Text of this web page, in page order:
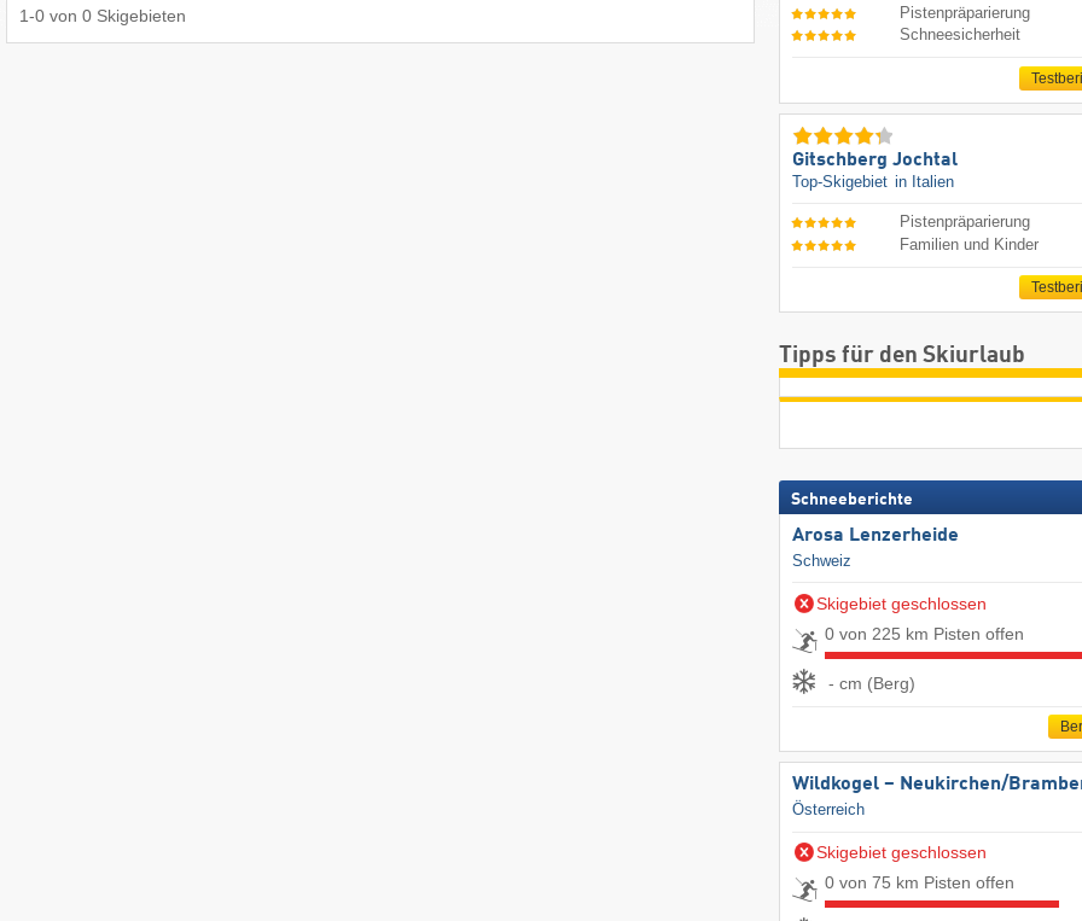
1-0 von 0 Skigebieten
Pistenpräparierung
Schneesicherheit
Gitschberg Jochtal
Top-Skigebiet in Italien
Pistenpräparierung
Familien und Kinder
Tipps für den Skiurlaub
Schneeberichte
Arosa Lenzerheide
Schweiz
Skigebiet geschlossen
0 von 225 km Pisten offen
- cm (Berg)
Wildkogel – Neukirchen/​
Österreich
Skigebiet geschlossen
0 von 75 km Pisten offen